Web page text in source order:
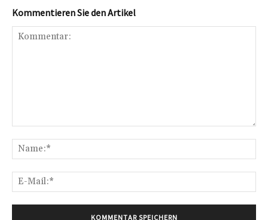
Kommentieren Sie den Artikel